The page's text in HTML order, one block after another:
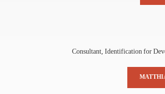
Consultant, Identification for